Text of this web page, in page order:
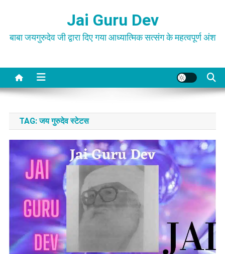
content
Jai Guru Dev
बाबा जयगुरुदेव जी द्वारा दिए गया आध्यात्मिक सत्संग के महत्वपूर्ण अंश
TAG:जय गुरुदेव स्टेटस